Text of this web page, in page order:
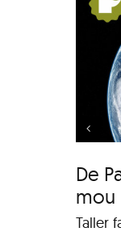
De
mou
Taller